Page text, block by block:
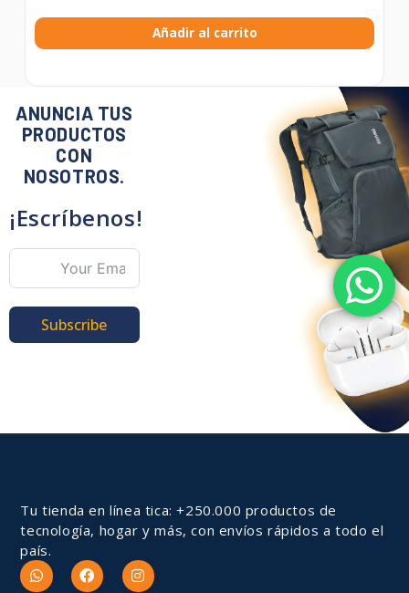
Añadir al carrito
ANUNCIA TUS
PRODUCTOS
CON
NOSOTROS.
¡Escríbenos!
Subscribe
Tu tienda en línea tica: +250.000 productos de
tecnología, hogar y más, con envíos rápidos a todo el
país.